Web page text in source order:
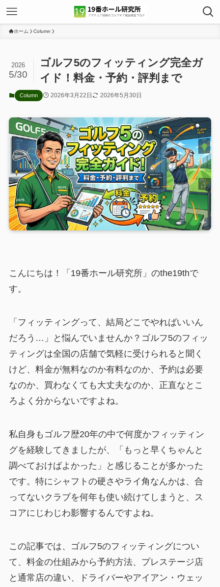
ホーム Column
ゴルフ5のフィッティング完全ガ
イド！料金・予約・評判まで
2026
5/30
Column 2026年3月22日 2026年5月30日
こんにちは！「19番ホール研究所」のthe19thで
す。
「フィッティングって、結局どこでやればいいん
だろう…」と悩んでいませんか？ゴルフ5のフィッ
ティングは全国の店舗で気軽に受けられると聞く
けど、料金が無料なのか有料なのか、予約は必要
なのか、買わなくても大丈夫なのか、正直なとこ
ろよく分からないですよね。
私自身もゴルフ歴20年の中で何度かフィッティン
グを経験してきましたが、「もっと早くちゃんと
調べておけばよかった」と感じることが多かった
です。特にシャフトの硬さやライ角なんかは、合
ってないクラブを何年も使い続けてしまうと、ス
コアにじわじわ影響するんですよね。
この記事では、ゴルフ5のフィッティングについ
て、料金の仕組みから予約方法、プレステージ店
と通常店の違い、ドライバーやアイアン・ウェッ